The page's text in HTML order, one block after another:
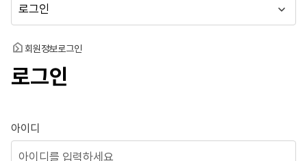
단
체
인
넷
접
수
센
뉴
동
홈 회원정보로그인
로그인
로그인
아이디